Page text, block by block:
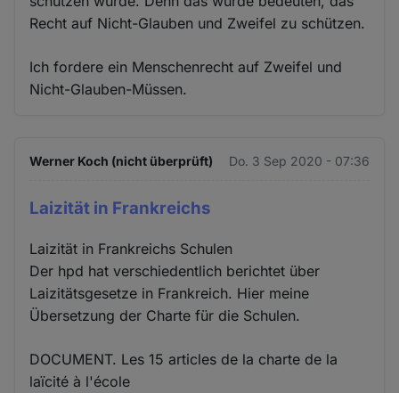
Recht auf Nicht-Glauben und Zweifel zu schützen.
Ich fordere ein Menschenrecht auf Zweifel und
Nicht-Glauben-Müssen.
Werner Koch (nicht überprüft) Do. 3 Sep 2020 - 07:36
Laizität in Frankreichs
Laizität in Frankreichs Schulen
Der hpd hat verschiedentlich berichtet über
Laizitätsgesetze in Frankreich. Hier meine
Übersetzung der Charte für die Schulen.
DOCUMENT. Les 15 articles de la charte de la
laïcité à l'école